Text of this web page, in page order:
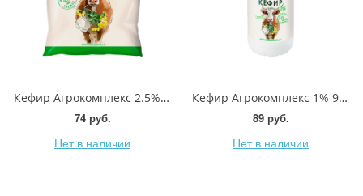
Кефир Агрокомплекс 2.5% 900мл
74 руб.
Нет в наличии
Кефир Агрокомплекс 1% 900мл
89 руб.
Нет в наличии